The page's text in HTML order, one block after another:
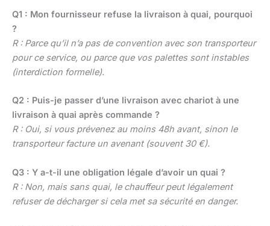
Q1 : Mon fournisseur refuse la livraison à quai, pourquoi
?
R : Parce qu’il n’a pas de convention avec son transporteur
pour ce service, ou parce que vos palettes sont instables
(interdiction formelle).
Q2 : Puis-je passer d’une livraison avec chariot à une
livraison à quai après commande ?
R : Oui, si vous prévenez au moins 48h avant, sinon le
transporteur facture un avenant (souvent 30 €).
Q3 : Y a-t-il une obligation légale d’avoir un quai ?
R : Non, mais sans quai, le chauffeur peut légalement
refuser de décharger si cela met sa sécurité en danger.